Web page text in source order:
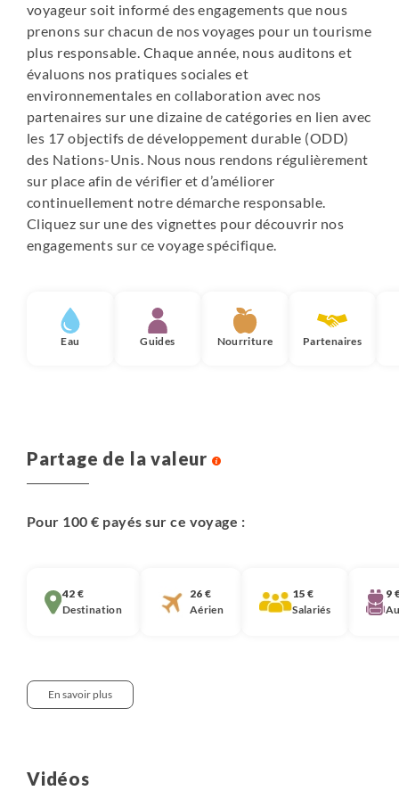
voyageur soit informé des engagements que nous
prenons sur chacun de nos voyages pour un tourisme
plus responsable. Chaque année, nous auditons et
évaluons nos pratiques sociales et
environnementales en collaboration avec nos
partenaires sur une dizaine de catégories en lien avec
les 17 objectifs de développement durable (ODD)
des Nations-Unis. Nous nous rendons régulièrement
sur place afin de vérifier et d’améliorer
continuellement notre démarche responsable.
Cliquez sur une des vignettes pour découvrir nos
engagements sur ce voyage spécifique.
Eau Guides Nourriture Partenaires
Partage de la valeur
Pour 100 € payés sur ce voyage :
42 €
Destination
26 €
Aérien
15 €
Salariés
9
Nous pensons qu’il est important que chaque
En savoir plus
Vidéos